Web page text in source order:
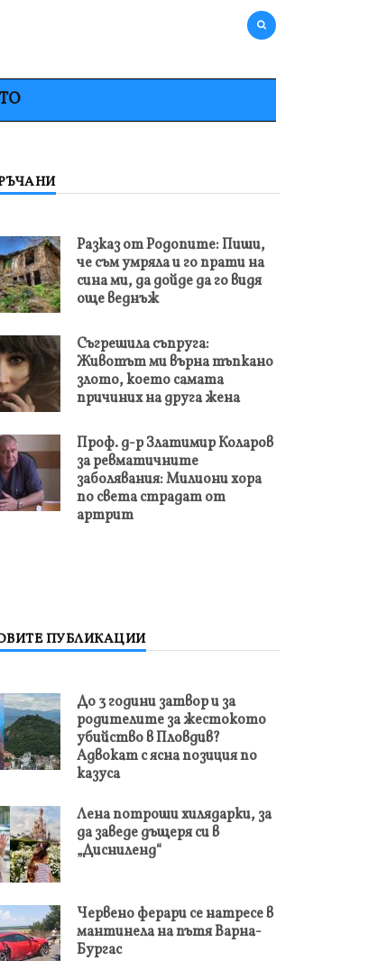
Разказ от Родопите: Пиши,
че съм умряла и го прати на
сина ми, да дойде да го видя
още веднъж
Съгрешила съпруга:
Животът ми върна тъпкано
злото, което самата
причиних на друга жена
Проф. д-р Златимир Коларов
за ревматичните
заболявания: Милиони хора
по света страдат от
артрит
ПУБЛИКАЦИИ
До 3 години затвор и за
родителите за жестокото
убийство в Пловдив?
Адвокат с ясна позиция по
казуса
Лена потроши хилядарки, за
да заведе дъщеря си в
„Дисниленд“
Червено ферари се натресе в
мантинела на пътя Варна-
Бургас